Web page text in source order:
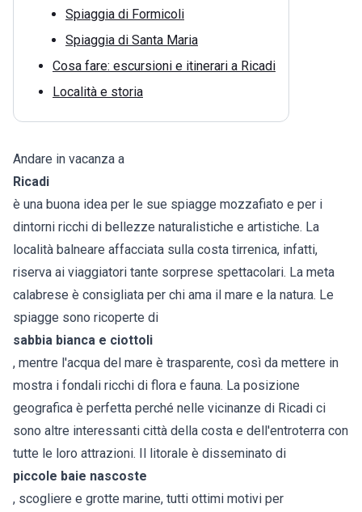
Spiaggia di Formicoli
Spiaggia di Santa Maria
Cosa fare: escursioni e itinerari a Ricadi
Località e storia
Andare in vacanza a
Ricadi
è una buona idea per le sue spiagge mozzafiato e per i
dintorni ricchi di bellezze naturalistiche e artistiche. La
località balneare affacciata sulla costa tirrenica, infatti,
riserva ai viaggiatori tante sorprese spettacolari. La meta
calabrese è consigliata per chi ama il mare e la natura. Le
spiagge sono ricoperte di
sabbia bianca e ciottoli
, mentre l'acqua del mare è trasparente, così da mettere in
mostra i fondali ricchi di flora e fauna. La posizione
geografica è perfetta perché nelle vicinanze di Ricadi ci
sono altre interessanti città della costa e dell'entroterra con
tutte le loro attrazioni. Il litorale è disseminato di
piccole baie nascoste
, scogliere e grotte marine, tutti ottimi motivi per